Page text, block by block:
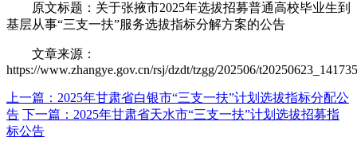
原文标题：关于张掖市2025年选拔招募普通高校毕业生到
基层从事“三支一扶”服务选拔指标分解方案的公告
文章来源：
https://www.zhangye.gov.cn/rsj/dzdt/tzgg/202506/
上一篇：2025年甘肃省白银市“三支一扶”计划选拔指标分配公
告 下一篇：2025年甘肃省天水市“三支一扶”计划选拔招募指
标公告